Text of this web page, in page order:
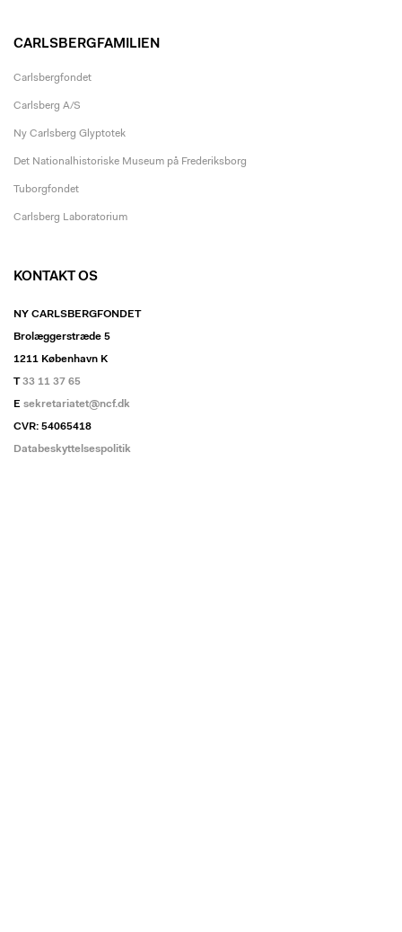
CARLSBERGFAMILIEN
Carlsbergfondet
Carlsberg A/S
Ny Carlsberg Glyptotek
Det Nationalhistoriske Museum på Frederiksborg
Tuborgfondet
Carlsberg Laboratorium
KONTAKT OS
NY CARLSBERGFONDET
Brolæggerstræde 5
1211 København K
T33 11 37 65
E sekretariatet@ncf.dk
CVR: 54065418
Databeskyttelsespolitik